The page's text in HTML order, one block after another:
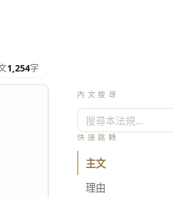
1,254字
內文搜尋
搜尋本法規…
快速跳轉
主文
理由